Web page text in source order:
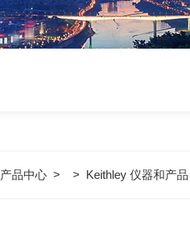
产品中心> > Keithley 仪器和产品